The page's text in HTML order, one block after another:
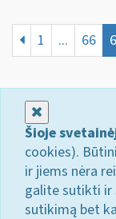
1 ... 66
Šioje
cookies).
ir jiems nėra
galite sutikti ir
sutikimą bet